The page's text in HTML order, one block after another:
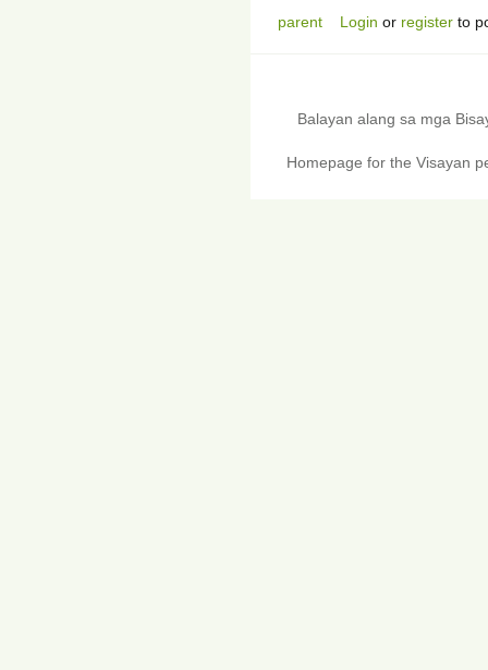
parent Login or register to
Balayan alang sa mga
Homepage for the Visayan